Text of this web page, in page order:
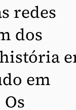
redes
dos
em